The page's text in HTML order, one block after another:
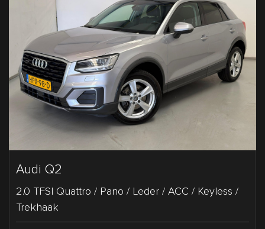
Audi Q2
2.0 TFSI Quattro / Pano / Leder / ACC / Keyless /
Trekhaak